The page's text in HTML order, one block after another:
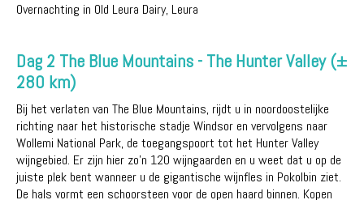
Overnachting in Old Leura Dairy, Leura
Dag 2 The Blue Mountains - The Hunter Valley (±
280 km)
Bij het verlaten van The Blue Mountains, rijdt u in noordoostelijke
richting naar het historische stadje Windsor en vervolgens naar
Wollemi National Park, de toegangspoort tot het Hunter Valley
wijngebied. Er zijn hier zo'n 120 wijngaarden en u weet dat u op de
juiste plek bent wanneer u de gigantische wijnfles in Pokolbin ziet.
De hals vormt een schoorsteen voor de open haard binnen. Kopen